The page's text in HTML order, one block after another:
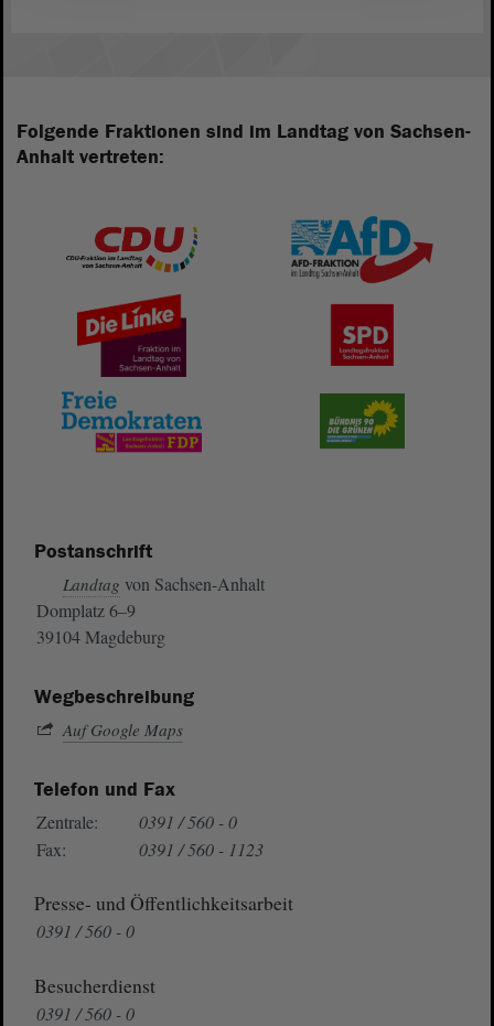
Folgende Fraktionen sind im Landtag von Sachsen-
Anhalt vertreten:
Postanschrift
Landtag von Sachsen-Anhalt
Domplatz 6–9
39104 Magdeburg
Wegbeschreibung
Auf Google Maps
Telefon und Fax
Zentrale:
0391 / 560 - 0
Fax:
0391 / 560 - 1123
Presse- und Öffentlichkeitsarbeit
0391 / 560 - 0
Besucherdienst
0391 / 560 - 0